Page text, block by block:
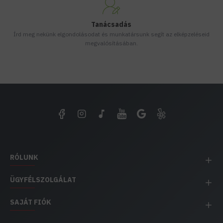
Tanácsadás
Írd meg nekünk elgondolásodat és munkatársunk segít az elképzeléseid
megvalósításában.
RÓLUNK
ÜGYFÉLSZOLGÁLAT
SAJÁT FIÓK